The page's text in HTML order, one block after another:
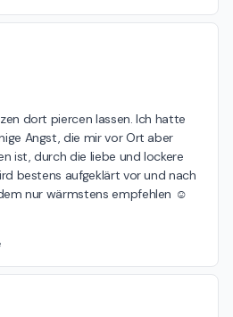
dort piercen lassen. Ich hatte
Angst, die mir vor Ort aber
ist, durch die liebe und lockere
bestens aufgeklärt vor und nach
nur wärmstens empfehlen ☺️